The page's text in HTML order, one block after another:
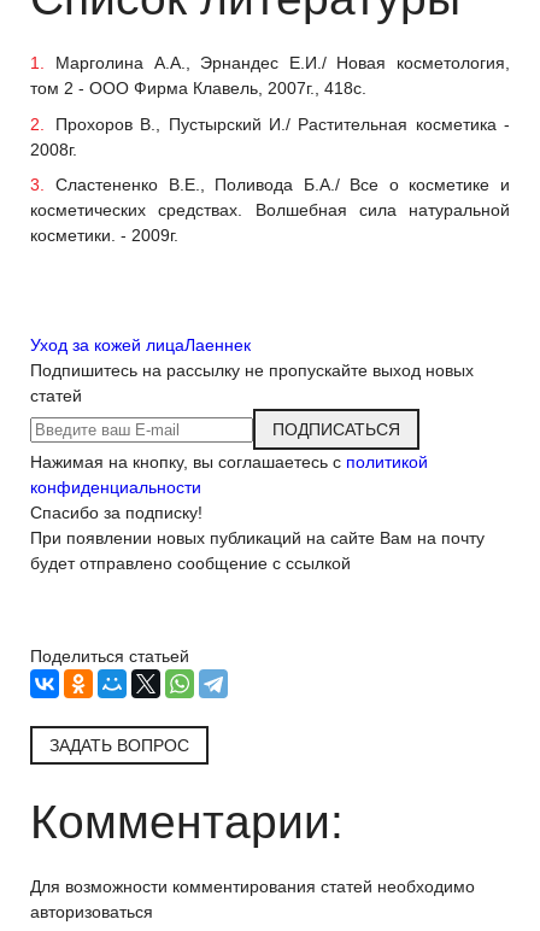
Марголина А.А., Эрнандес Е.И./ Новая косметология,
том 2 - ООО Фирма Клавель, 2007г., 418с.
Прохоров В., Пустырский И./ Растительная косметика -
2008г.
Сластененко В.Е., Поливода Б.А./ Все о косметике и
косметических средствах. Волшебная сила натуральной
косметики. - 2009г.
Уход за кожей лицаЛаеннек
Подпишитесь на рассылку не пропускайте выход новых
статей
ПОДПИСАТЬСЯ
Нажимая на кнопку, вы соглашаетесь с политикой
конфиденциальности
Спасибо за подписку!
При появлении новых публикаций на сайте Вам на почту
будет отправлено сообщение с ссылкой
Поделиться статьей
ЗАДАТЬ ВОПРОС
Комментарии:
Для возможности комментирования статей необходимо
авторизоваться